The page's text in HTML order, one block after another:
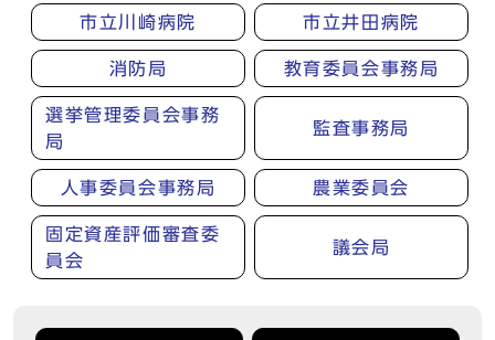
市立川崎病院 市立井田病院
消防局 教育委員会事務局
選挙管理委員会事務
局
監査事務局
人事委員会事務局 農業委員会
固定資産評価審査委
員会
議会局